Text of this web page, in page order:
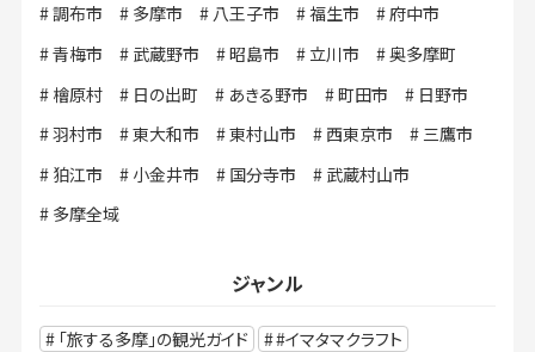
調布市
多摩市 八王子市 福生市
府中市
青梅市
武蔵野市 昭島市 立川市
奥多摩町
檜原村
日の出町 あきる野市 町田市
日野市
羽村市
東大和市 東村山市 西東京市
三鷹市
狛江市
小金井市 国分寺市
武蔵村山市
多摩全域
ジャンル
「旅する多摩」の観光ガイド
#イマタマクラフト